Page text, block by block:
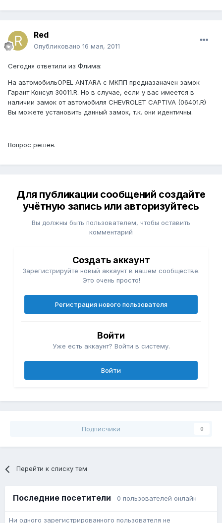
Red
Опубликовано 16 мая, 2011
Сегодня ответили из Флима:
На автомобильOPEL ANTARA с МКПП предназаначен замок
Гарант Консул 30011.R. Но в случае, если у вас имеется в
наличии замок от автомобиля CHEVROLET CAPTIVA (06401.R)
Вы можете установить данный замок, т.к. они идентичны.
Вопрос решен.
Для публикации сообщений создайте
учётную запись или авторизуйтесь
Вы должны быть пользователем, чтобы оставить
комментарий
Создать аккаунт
Зарегистрируйте новый аккаунт в нашем сообществе.
Это очень просто!
Регистрация нового пользователя
Войти
Уже есть аккаунт? Войти в систему.
Войти
Подписчики 0
Перейти к списку тем
Последние посетители 0 пользователей онлайн
Ни одного зарегистрированного пользователя не